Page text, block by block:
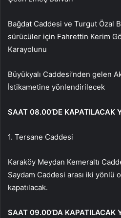
Bağdat Caddesi ve Turgut Özal
sürücüler için Fahrettin Kerim
Karayolunu
Büyükyalı Caddesi’nden gelen
İstikametine yönlendirilecek
SAAT 08.00’DE KAPATILACAK
1. Tersane Caddesi
Karaköy Meydan Kemeraltı
Saydam Caddesi arası iki yönlü
kapatılacak.
SAAT 09.00’DA KAPATILACAK